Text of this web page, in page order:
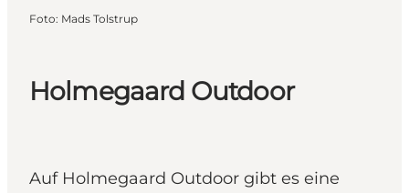
Holmegaard Outdoor
Auf Holmegaard Outdoor gibt es eine
Foto: Mads Tolstrup